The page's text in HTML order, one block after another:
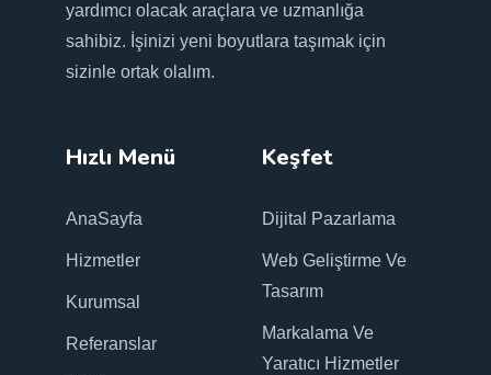
yardımcı olacak araçlara ve uzmanlığa
sahibiz. İşinizi yeni boyutlara taşımak için
sizinle ortak olalım.
Hızlı Menü
AnaSayfa
Hizmetler
Kurumsal
Referanslar
Keşfet
Dijital Pazarlama
Web Geliştirme Ve
Tasarım
Markalama Ve
Yaratıcı Hizmetler